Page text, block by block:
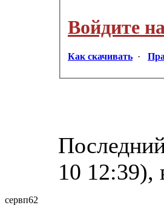
Войдите
Как скачивать ·
10 12:39),
сервп62